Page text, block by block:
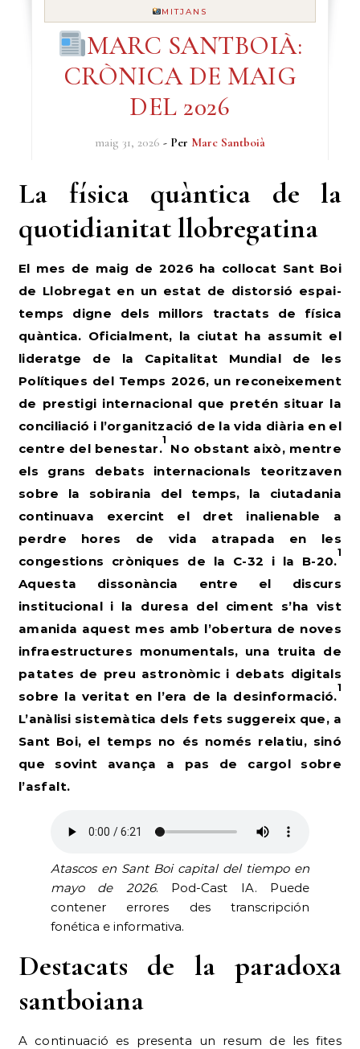
MITJANS
MARC SANTBOIÀ:
CRÒNICA DE MAIG
DEL 2026
maig 31, 2026 - Per Marc Santboià
La física quàntica de la
quotidianitat llobregatina
El mes de maig de 2026 ha col·locat Sant Boi
de Llobregat en un estat de distorsió espai-
temps digne dels millors tractats de física
quàntica. Oficialment, la ciutat ha assumit el
lideratge de la Capitalitat Mundial de les
Polítiques del Temps 2026, un reconeixement
de prestigi internacional que pretén situar la
conciliació i l’organització de la vida diària en el
centre del benestar.
1
No obstant això, mentre
els grans debats internacionals teoritzaven
sobre la sobirania del temps, la ciutadania
continuava exercint el dret inalienable a
perdre hores de vida atrapada en les
congestions cròniques de la C-32 i la B-20.
1
Aquesta dissonància entre el discurs
institucional i la duresa del ciment s’ha vist
amanida aquest mes amb l’obertura de noves
infraestructures monumentals, una truita de
patates de preu astronòmic i debats digitals
sobre la veritat en l’era de la desinformació.
1
L’anàlisi sistemàtica dels fets suggereix que, a
Sant Boi, el temps no és només relatiu, sinó
que sovint avança a pas de cargol sobre
l’asfalt.
Atascos en Sant Boi capital del tiempo en
mayo de 2026. Pod-Cast IA. Puede
contener errores des transcripción
fonética e informativa.
Destacats de la paradoxa
santboiana
A continuació es presenta un resum de les fites